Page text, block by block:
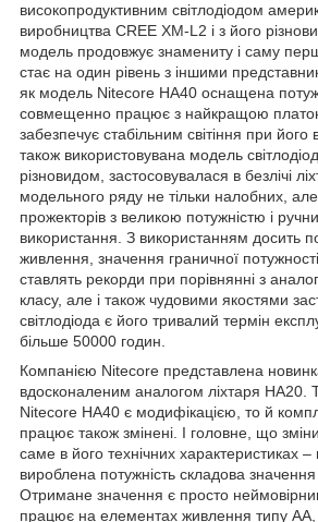
високопродуктивним світлодіодом
виробництва CREE XM-L2 і з його
модель продовжує знамениту і саму
стає на один рівень з іншими
як модель Nitecore HA40 оснащена
совмещенно працює з найкращою
забезпечує стабільним світіння при його
також використовувана модель
різновидом, застосовувалася в безлічі
модельного ряду не тільки налобних, але
прожекторів з великою потужністю і
використання. З використанням досить
живлення, значення граничної
ставлять рекорди при порівнянні з
класу, але і також чудовими якостями
світлодіода є його тривалий термін
більше 50000 годин.
Компанією Nitecore представлена
вдосконаленим аналогом ліхтаря HA20.
Nitecore HA40 є модифікацією, то й
працює також змінені. І головне, що
саме в його технічних характеристиках
вироблена потужність складова
Отримане значення є просто
працює на елементах живлення типу АА,